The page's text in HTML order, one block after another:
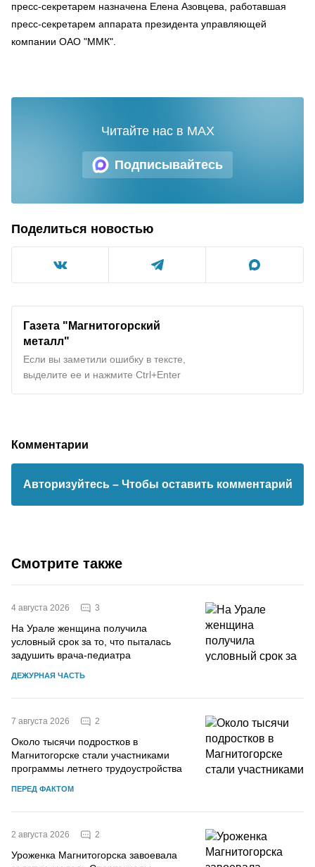
пресс-секретарем назначена Елена Азовцева, работавшая
пресс-секретарем аппарата президента управляющей
компании ОАО "ММК".
Подписывайтесь
Читайте нас в MAX
Поделиться новостью
Газета "Магнитогорский
металл"
Если вы заметили ошибку в тексте,
выделите ее и нажмите Ctrl+Enter
Комментарии
Авторизуйтесь – Чтобы оставить комментарий
Смотрите также
4 августа 2026 3
На Урале женщина получила
условный срок за то, что пыталась
задушить врача-педиатра
ДЕЖУРНАЯ ЧАСТЬ
7 августа 2026 2
Около тысячи подростков в
Магнитогорске стали участниками
программы летнего трудоустройства
ПЕРЕД ФАКТОМ
2 августа 2026 2
Уроженка Магнитогорска завоевала